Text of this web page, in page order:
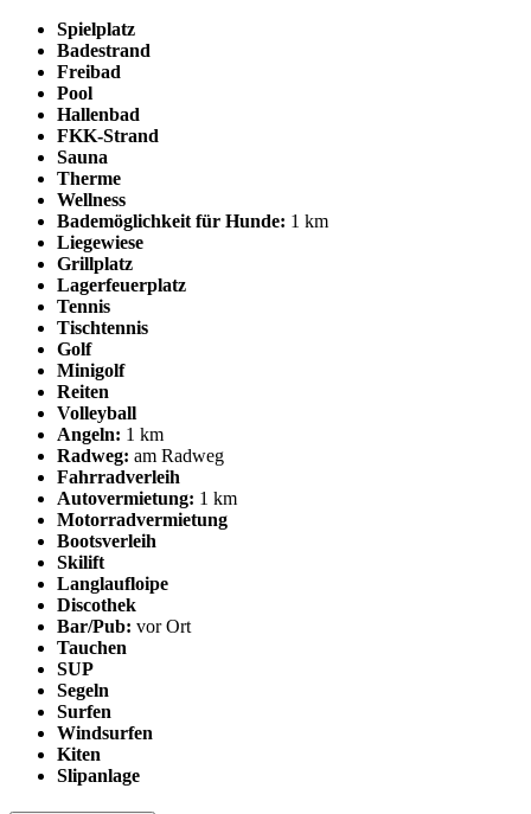
Spielplatz
Badestrand
Freibad
Pool
Hallenbad
FKK-Strand
Sauna
Therme
Wellness
Bademöglichkeit für Hunde: 1 km
Liegewiese
Grillplatz
Lagerfeuerplatz
Tennis
Tischtennis
Golf
Minigolf
Reiten
Volleyball
Angeln: 1 km
Radweg: am Radweg
Fahrradverleih
Autovermietung: 1 km
Motorradvermietung
Bootsverleih
Skilift
Langlaufloipe
Discothek
Bar/Pub: vor Ort
Tauchen
SUP
Segeln
Surfen
Windsurfen
Kiten
Slipanlage